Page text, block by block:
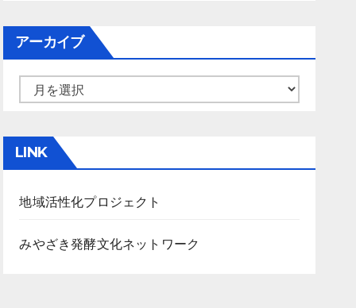
アーカイブ
カ
イ
LINK
地域活性化プロジェクト
みやざき発酵文化ネットワーク